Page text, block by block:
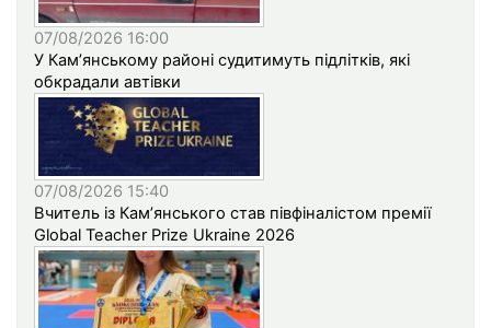
07/08/2026 16:00
У Кам’янському районі судитимуть підлітків, які
обкрадали автівки
07/08/2026 15:40
Вчитель із Кам’янського став півфіналістом премії
Global Teacher Prize Ukraine 2026